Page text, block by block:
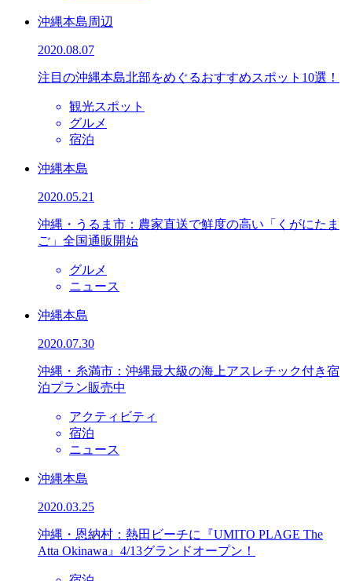
沖縄本島周辺
2020.08.07
注目の沖縄本島北部をめぐるおすすめスポット10選！
観光スポット
グルメ
宿泊
沖縄本島
2020.05.21
沖縄・うるま市：農家直送で鮮度の高い「くがにたま
ご」全国通販開始
グルメ
ニュース
沖縄本島
2020.07.30
沖縄・糸満市：沖縄最大級の海上アスレチック付き宿
泊プラン販売中
アクティビティ
宿泊
ニュース
沖縄本島
2020.03.25
沖縄・恩納村：熱田ビーチに『UMITO PLAGE The
Atta Okinawa』4/13グランドオープン！